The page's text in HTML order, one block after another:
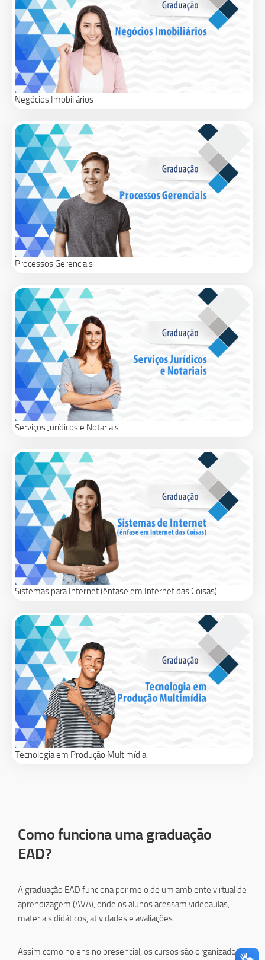
Negócios Imobiliários
Processos Gerenciais
Serviços Jurídicos e Notariais
Sistemas para Internet (ênfase em Internet das Coisas)
Tecnologia em Produção Multimídia
Como funciona uma graduação
EAD?
A graduação EAD funciona por meio de um ambiente virtual de
aprendizagem (AVA), onde os alunos acessam videoaulas,
materiais didáticos, atividades e avaliações.
Assim como no ensino presencial, os cursos são organizados